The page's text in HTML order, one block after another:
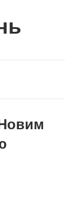
Новим